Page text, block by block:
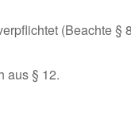
(Beachte §
aus § 12.